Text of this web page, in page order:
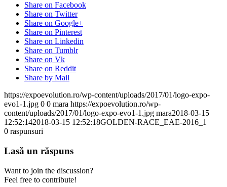
Share on Facebook
Share on Twitter
Share on Google+
Share on Pinterest
Share on Linkedin
Share on Tumblr
Share on Vk
Share on Reddit
Share by Mail
https://expoevolution.ro/wp-content/uploads/2017/01/logo-expo-
evo1-1.jpg 0 0 mara https://expoevolution.ro/wp-
content/uploads/2017/01/logo-expo-evo1-1.jpg mara2018-03-15
12:52:142018-03-15 12:52:18GOLDEN-RACE_EAE-2016_1
0 raspunsuri
Lasă un răspuns
Want to join the discussion?
Feel free to contribute!